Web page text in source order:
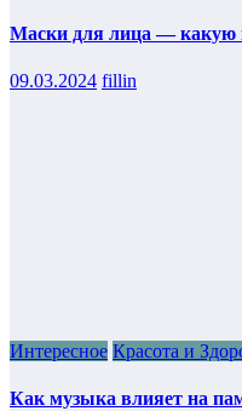
Маски для лица — какую
09.03.2024 fillin
Интересное Красота и
Как музыка влияет на